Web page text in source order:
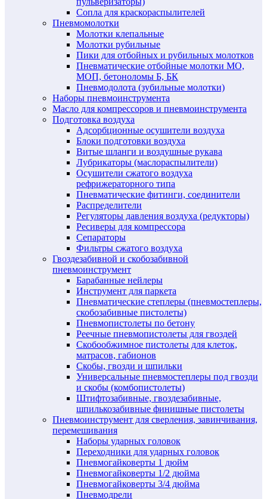
Сопла для краскораспылителей
Пневмомолотки
Молотки клепальные
Молотки рубильные
Пики для отбойных и рубильных молотков
Пневматические отбойные молотки МО,
МОП, бетоноломы Б, БК
Пневмодолота (зубильные молотки)
Наборы пневмоинструмента
Масло для компрессоров и пневмоинструмента
Подготовка воздуха
Адсорбционные осушители воздуха
Блоки подготовки воздуха
Витые шланги и воздушные рукава
Лубрикаторы (маслораспылители)
Осушители сжатого воздуха
рефрижераторного типа
Пневматические фитинги, соединители
Распределители
Регуляторы давления воздуха (редукторы)
Ресиверы для компрессора
Сепараторы
Фильтры сжатого воздуха
Гвоздезабивной и скобозабивной
пневмоинструмент
Барабанные нейлеры
Инструмент для паркета
Пневматические степлеры (пневмостеплеры,
скобозабивные пистолеты)
Пневмопистолеты по бетону
Реечные пневмопистолеты для гвоздей
Скобообжимное пистолеты для клеток,
матрасов, габионов
Скобы, гвозди и шпильки
Универсальные пневмостеплеры под гвозди
и скобы (комбопистолеты)
Штифтозабивные, гвоздезабивные,
шпилькозабивные финишные пистолеты
Пневмоинструмент для сверления, завинчивания,
перемешивания
Наборы ударных головок
Переходники для ударных головок
Пневмогайковерты 1 дюйм
Пневмогайковерты 1/2 дюйма
Пневмогайковерты 3/4 дюйма
Пневмодрели